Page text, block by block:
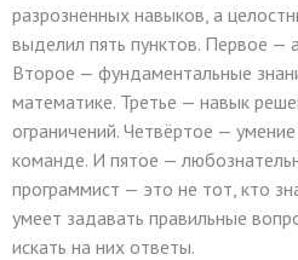
разрозненных навыков, а
выделил пять пунктов. Первое —
Второе — фундаментальные
математике. Третье — навык
ограничений. Четвёртое —
команде. И пятое —
программист — это не тот, кто
умеет задавать правильные
искать на них ответы.